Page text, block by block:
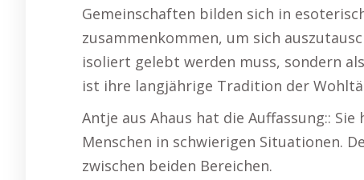
Gemeinschaften bilden sich in
zusammenkommen, um sich
isoliert gelebt werden muss, sondern
ist ihre langjährige Tradition der
Antje aus Ahaus hat die Auffassung::
Menschen in schwierigen Situationen.
zwischen beiden Bereichen.